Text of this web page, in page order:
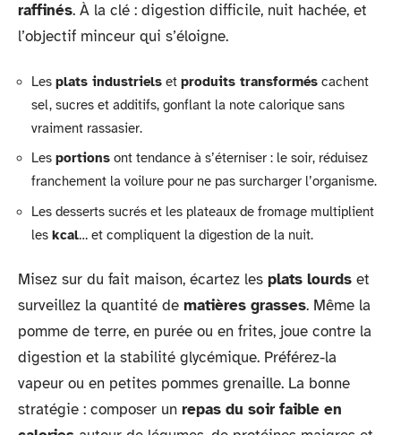
raffinés. À la clé : digestion difficile, nuit hachée, et
l’objectif minceur qui s’éloigne.
Les plats industriels et produits transformés cachent
sel, sucres et additifs, gonflant la note calorique sans
vraiment rassasier.
Les portions ont tendance à s’éterniser : le soir, réduisez
franchement la voilure pour ne pas surcharger l’organisme.
Les desserts sucrés et les plateaux de fromage multiplient
les kcal… et compliquent la digestion de la nuit.
Misez sur du fait maison, écartez les plats lourds et
surveillez la quantité de matières grasses. Même la
pomme de terre, en purée ou en frites, joue contre la
digestion et la stabilité glycémique. Préférez-la
vapeur ou en petites pommes grenaille. La bonne
stratégie : composer un repas du soir faible en